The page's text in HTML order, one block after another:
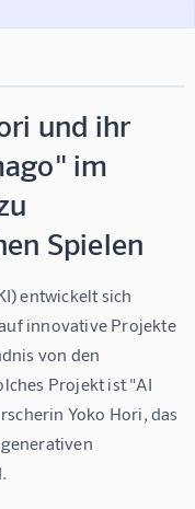
und ihr
im
Spielen
entwickelt sich
innovative Projekte
von den
Projekt ist "AI
Yoko Hori, das